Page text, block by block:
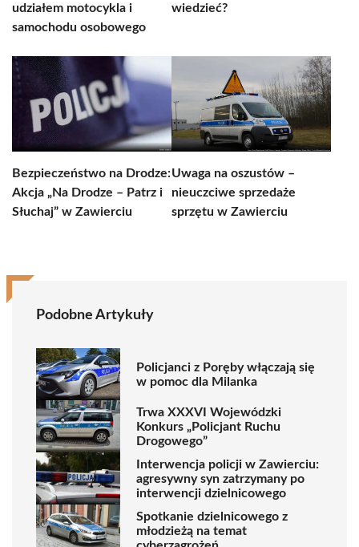
udziałem motocykla i
samochodu osobowego
wiedzieć?
Bezpieczeństwo na Drodze:
Akcja „Na Drodze – Patrz i
Słuchaj” w Zawierciu
Uwaga na oszustów –
nieuczciwe sprzedaże
sprzętu w Zawierciu
Podobne Artykuły
Policjanci z Poręby włączają się
w pomoc dla Milanka
Trwa XXXVI Wojewódzki
Konkurs „Policjant Ruchu
Drogowego”
Interwencja policji w Zawierciu:
agresywny syn zatrzymany po
interwencji dzielnicowego
Spotkanie dzielnicowego z
młodzieżą na temat